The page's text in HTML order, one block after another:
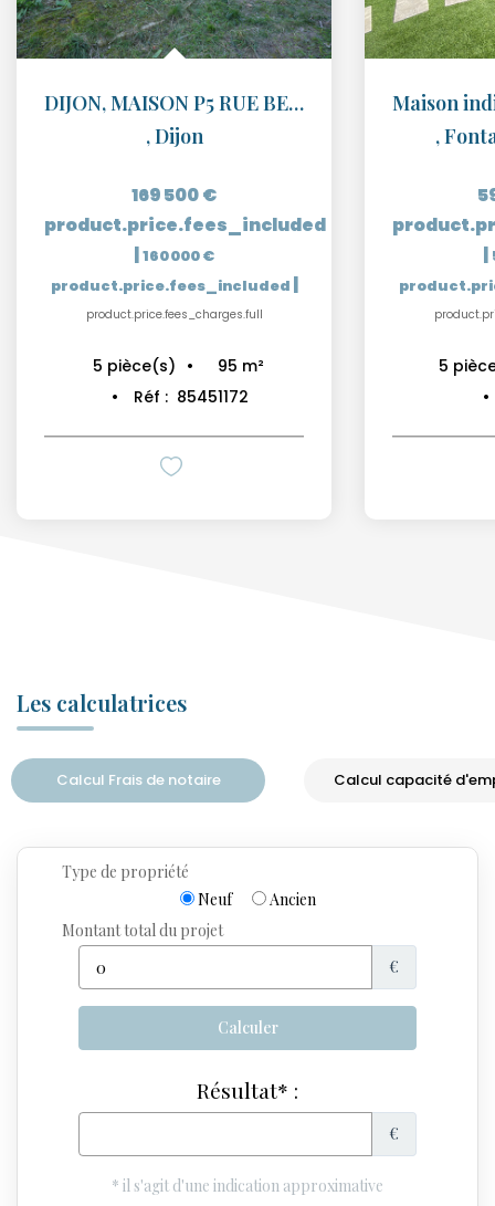
DIJON, MAISON P5 RUE BEAUMARCHAIS
,Dijon
169 500 €
product.price.fees_included
|160 000 €
product.price.fees_included |
product.price.fees_charges.full
5 pièce(s) 95 m²
Réf : 85451172
,
|
5
Les calculatrices
Calcul Frais de notaire Calcul capacité